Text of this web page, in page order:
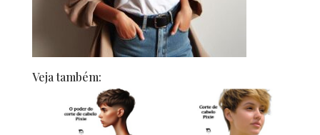
Veja também: